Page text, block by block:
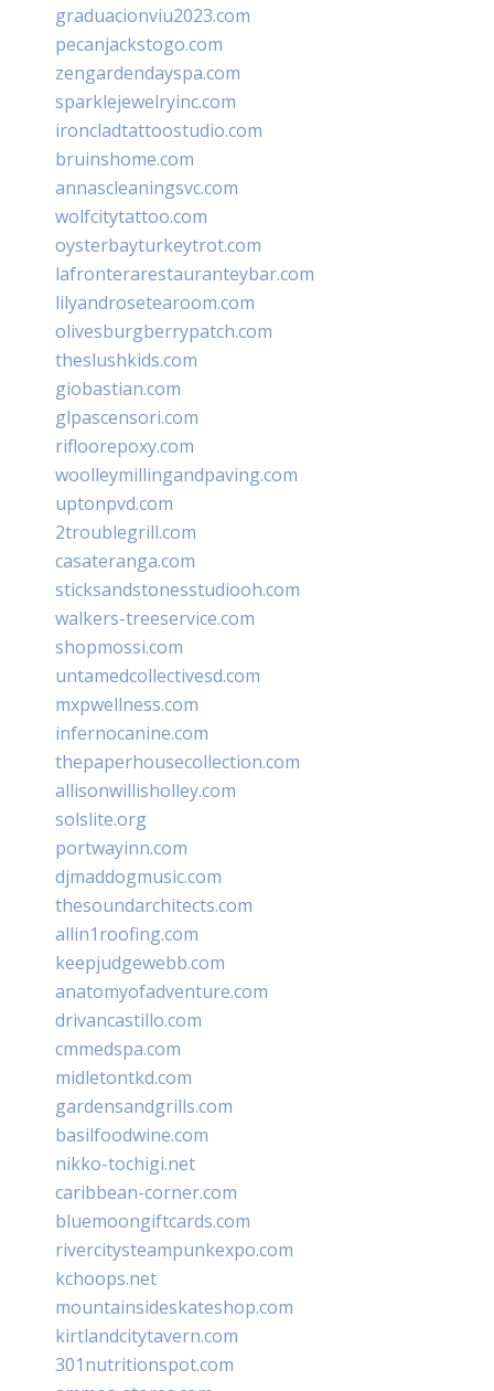
graduacionviu2023.com
pecanjackstogo.com
zengardendayspa.com
sparklejewelryinc.com
ironcladtattoostudio.com
bruinshome.com
annascleaningsvc.com
wolfcitytattoo.com
oysterbayturkeytrot.com
lafronterarestauranteybar.com
lilyandrosetearoom.com
olivesburgberrypatch.com
theslushkids.com
giobastian.com
glpascensori.com
rifloorepoxy.com
woolleymillingandpaving.com
uptonpvd.com
2troublegrill.com
casateranga.com
sticksandstonesstudiooh.com
walkers-treeservice.com
shopmossi.com
untamedcollectivesd.com
mxpwellness.com
infernocanine.com
thepaperhousecollection.com
allisonwillisholley.com
solslite.org
portwayinn.com
djmaddogmusic.com
thesoundarchitects.com
allin1roofing.com
keepjudgewebb.com
anatomyofadventure.com
drivancastillo.com
cmmedspa.com
midletontkd.com
gardensandgrills.com
basilfoodwine.com
nikko-tochigi.net
caribbean-corner.com
bluemoongiftcards.com
rivercitysteampunkexpo.com
kchoops.net
mountainsideskateshop.com
kirtlandcitytavern.com
301nutritionspot.com